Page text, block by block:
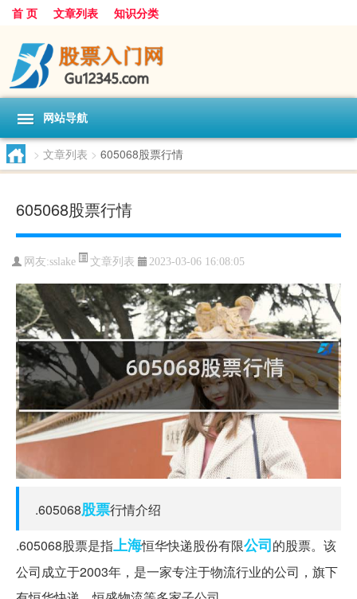
首 页 文章列表 知识分类
网站导航
> 文章列表 > 605068股票行情
605068股票行情
网友:sslake 文章列表 2023-03-06 16:08:05
.605068股票行情介绍
.605068股票是指上海恒华快递股份有限公司的股票。该
公司成立于2003年，是一家专注于物流行业的公司，旗下